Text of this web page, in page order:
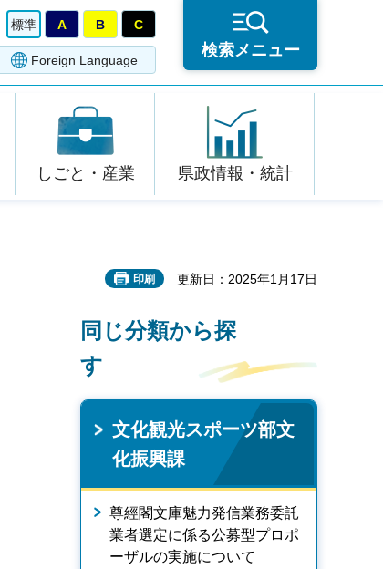
標準 A B C
Foreign Language
検索メニュー
しごと・産業 県政情報・統計
印刷 更新日：2025年1月17日
同じ分類から探
す
文化観光スポーツ部文
化振興課
尊經閣文庫魅力発信業務委託
業者選定に係る公募型プロポ
ーザルの実施について